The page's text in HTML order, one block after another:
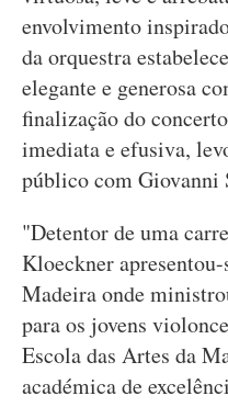
envolvimento
da orquestra
elegante e generosa
finalização do
imediata e efusiva,
público com
"Detentor de uma
Kloeckner
Madeira onde
para os jovens
Escola das Artes da
académica de